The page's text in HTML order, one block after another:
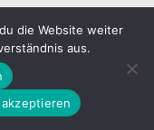
die Website weiter
aus.